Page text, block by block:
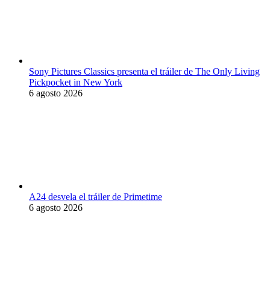
Sony Pictures Classics presenta el tráiler de The Only Living
Pickpocket in New York
6 agosto 2026
A24 desvela el tráiler de Primetime
6 agosto 2026